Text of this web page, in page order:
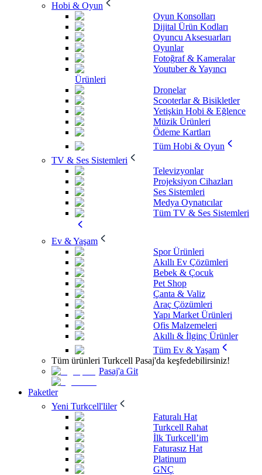
Hobi & Oyun
Oyun Konsolları
Dijital Ürün Kodları
Oyuncu Aksesuarları
Oyunlar
Fotoğraf & Kameralar
Youtuber & Yayıncı
Ürünleri
Dronelar
Scooterlar & Bisikletler
Yetişkin Hobi & Eğlence
Müzik Ürünleri
Ödeme Kartları
Tüm Hobi & Oyun
TV & Ses Sistemleri
Televizyonlar
Projeksiyon Cihazları
Ses Sistemleri
Medya Oynatıcılar
Tüm TV & Ses Sistemleri
Ev & Yaşam
Spor Ürünleri
Akıllı Ev Çözümleri
Bebek & Çocuk
Pet Shop
Çanta & Valiz
Araç Çözümleri
Yapı Market Ürünleri
Ofis Malzemeleri
Akıllı & İlginç Ürünler
Tüm Ev & Yaşam
Tüm ürünleri Turkcell Pasaj'da keşfedebilirsiniz!
Pasaj'a Git
Paketler
Yeni Turkcell'liler
Faturalı Hat
Turkcell Rahat
İlk Turkcell’im
Faturasız Hat
Platinum
GNÇ